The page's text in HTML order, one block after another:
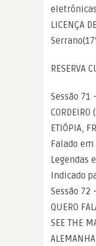
LICENÇA
RESERVA
Sessão 71
ETIÓPIA,
Falado
Legendas
Indicado
Sessão 72
QUERO
SEE THE